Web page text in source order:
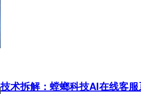
技术拆解：螳螂科技AI在线客